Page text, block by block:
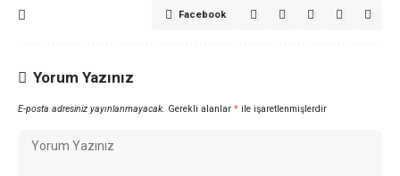
Facebook
Yorum Yazınız
E-posta adresiniz yayınlanmayacak. Gerekli alanlar * ile işaretlenmişlerdir